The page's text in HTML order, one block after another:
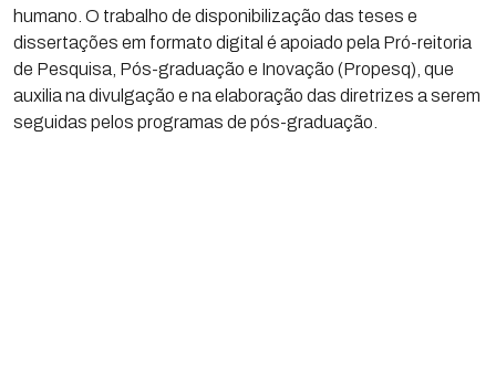
humano. O trabalho de disponibilização das teses e
dissertações em formato digital é apoiado pela Pró-reitoria
de Pesquisa, Pós-graduação e Inovação (Propesq), que
auxilia na divulgação e na elaboração das diretrizes a serem
seguidas pelos programas de pós-graduação.